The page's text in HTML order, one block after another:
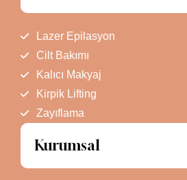
Lazer Epilasyon
Cilt Bakımı
Kalıcı Makyaj
Kirpik Lifting
Zayıflama
Kurumsal